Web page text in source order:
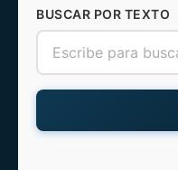
BUSCAR POR TEXTO